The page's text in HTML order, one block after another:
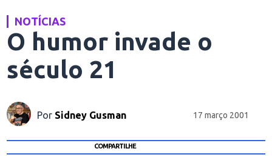
NOTÍCIAS
O humor invade o
século 21
Por Sidney Gusman 17 março 2001
COMPARTILHE